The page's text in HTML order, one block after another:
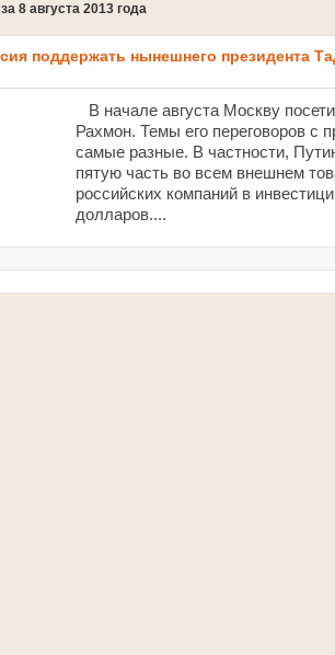
8 августа 2013 года
поддержать нынешнего президента
В начале августа Москву
Рахмон. Темы его переговоров
самые разные. В частности,
пятую часть во всем внешнем
российских компаний в
долларов....